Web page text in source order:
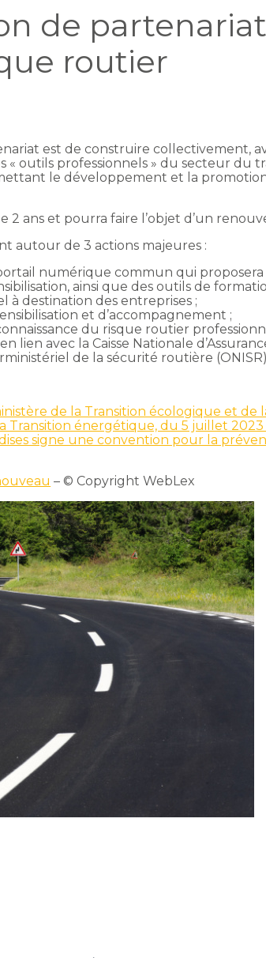
de
routier
est de construire collectivement,
« outils professionnels » du secteur du
le développement et la
ans et pourra faire l’objet d’un
autour de 3 actions majeures :
numérique commun qui
ainsi que des outils de
à destination des entreprises ;
et d’accompagnement ;
du risque routier
lien avec la Caisse Nationale
de la sécurité routière
de la Transition écologique et de
Transition énergétique, du 5 juillet 2023
signe une convention pour la
– © Copyright WebLex